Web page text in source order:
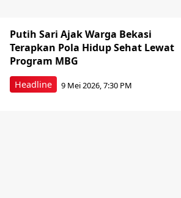
Headline
Putih Sari Ajak Warga Bekasi
Terapkan Pola Hidup Sehat Lewat
Program MBG
9 Mei 2026, 7:30 PM